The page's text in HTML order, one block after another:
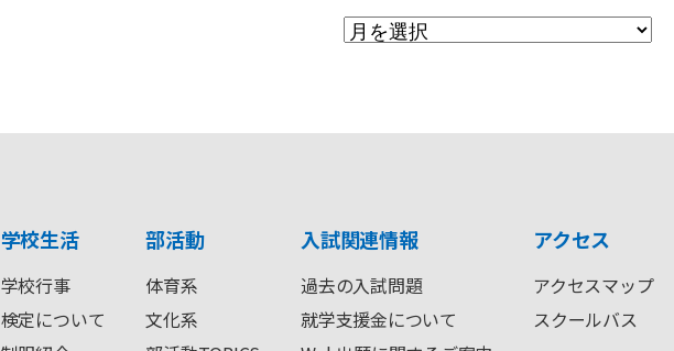
ア
ー
ブ
学校生活
学校行事
検定について
部活動
体育系
文化系
入試関連情報
過去の入試問題
就学支援金について
アクセス
アクセスマップ
スクールバス